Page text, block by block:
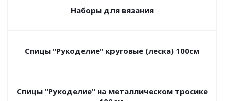
Наборы для вязания
Спицы "Рукоделие" круговые (леска) 100см
Спицы "Рукоделие" на металлическом тросике